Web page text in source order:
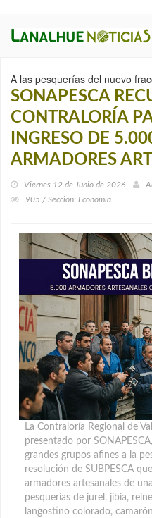
A las pesquerías del nuevo
SONAPESCA
CONTRALORÍA
INGRESO DE
ARMADORES
Viernes 12 de Junio de 2026
905 / Seccion: Economía
La Contraloría Regional de
presentado por
grandes grupos afines a la
resolución de SUBPESCA
armadores artesanales de
pesquerías de jurel, jibia,
langostino colorado,